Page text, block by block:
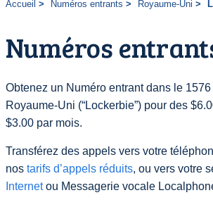
Accueil Numéros entrants Royaume-Uni
Numéros
Obtenez un Numéro entrant dans le
Royaume-Uni (“Lockerbie”) pour des
$3.00 par mois.
Transférez des appels vers votre
nos tarifs d’appels réduits, ou vers votre
Internetou Messagerie vocale